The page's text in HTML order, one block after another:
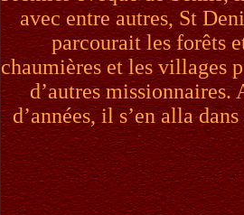
avec entre autres, St
parcourait les forêts
chaumières et les villages
d’autres missionnaires.
d’années, il s’en alla